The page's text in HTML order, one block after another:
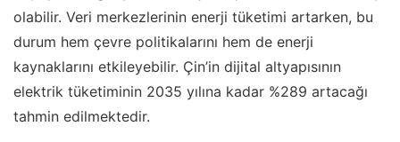
olabilir. Veri merkezlerinin enerji tüketimi artarken, bu
durum hem çevre politikalarını hem de enerji
kaynaklarını etkileyebilir. Çin’in dijital altyapısının
elektrik tüketiminin 2035 yılına kadar %289 artacağı
tahmin edilmektedir.